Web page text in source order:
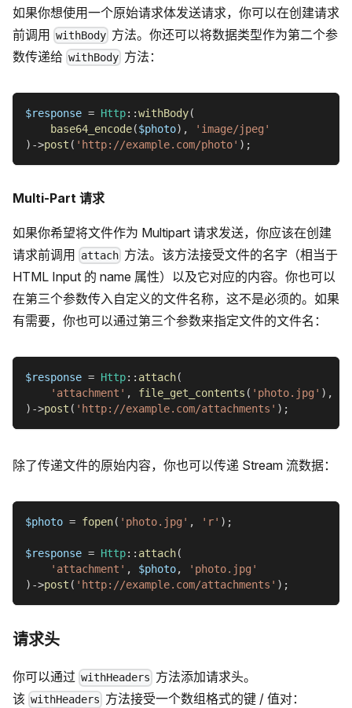
如果你想使用一个原始请求体发送请求，你可以在创建请求
前调用 withBody 方法。你还可以将数据类型作为第二个参
数传递给 withBody 方法：
$response = Http::withBody(
base64_encode($photo) ,
'image/jpeg'
) ->post ( 'http://example.com/photo' ) ;
Multi-Part 请求
如果你希望将文件作为 Multipart 请求发送，你应该在创建
请求前调用
attach 方法。该方法接受文件的名字（相当于
HTML Input 的 name 属性）以及它对应的内容。你也可以
在第三个参数传入自定义的文件名称，这不是必须的。如果
有需要，你也可以通过第三个参数来指定文件的文件名：
$response = Http:: attach(
'attachment' , file_get_contents ( 'photo.jpg' ) ,
) ->post ( 'http://example.com/attachments' ) ;
除了传递文件的原始内容，你也可以传递 Stream 流数据：
$photo = fopen( 'photo.jpg' , 'r' ) ;
$response = Http:: attach(
'attachment' , $photo,
'photo.jpg'
) ->post ( 'http://example.com/attachments' ) ;
请求头
你可以通过 withHeaders 方法添加请求头。
该 withHeaders 方法接受一个数组格式的键 / 值对：